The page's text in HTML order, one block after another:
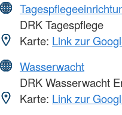
DRK Tagespflege
Karte: Link zur
Wasserwacht
DRK Wasserwacht
Karte: Link zur